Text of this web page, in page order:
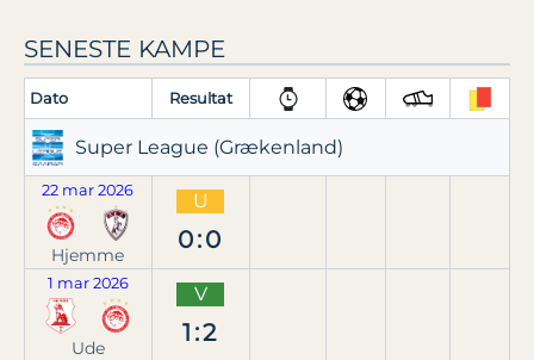
SENESTE KAMPE
Dato Resultat
Super League (Grækenland)
22 mar 2026
Hjemme
U
0:0
1 mar 2026
Ude
V
1:2